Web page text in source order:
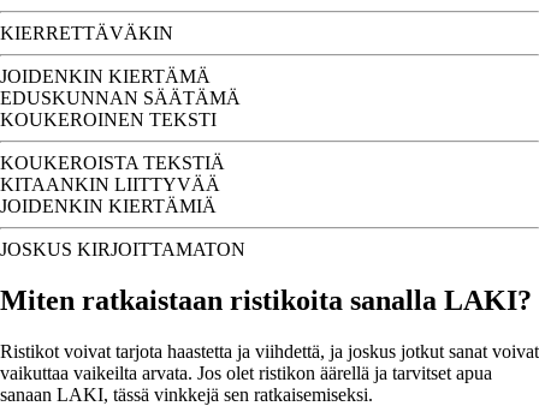
KIERRETTÄVÄKIN
JOIDENKIN KIERTÄMÄ
EDUSKUNNAN SÄÄTÄMÄ
KOUKEROINEN TEKSTI
KOUKEROISTA TEKSTIÄ
KITAANKIN LIITTYVÄÄ
JOIDENKIN KIERTÄMIÄ
JOSKUS KIRJOITTAMATON
Miten ratkaistaan ristikoita sanalla LAKI?
Ristikot voivat tarjota haastetta ja viihdettä, ja joskus jotkut sanat voivat
vaikuttaa vaikeilta arvata. Jos olet ristikon äärellä ja tarvitset apua
sanaan LAKI, tässä vinkkejä sen ratkaisemiseksi.